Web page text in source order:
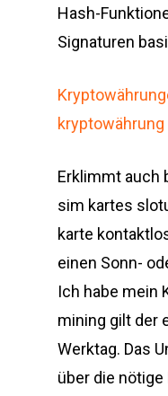
Hash-
Signaturen
Erklimmt auch
sim kartes
karte
einen Sonn-
Ich habe mein
mining gilt der
Werktag. Das
über die nötige